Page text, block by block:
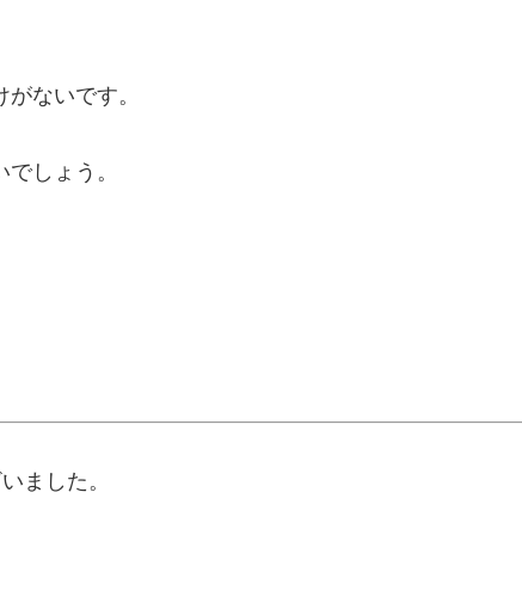
ないです。
しょう。
ました。